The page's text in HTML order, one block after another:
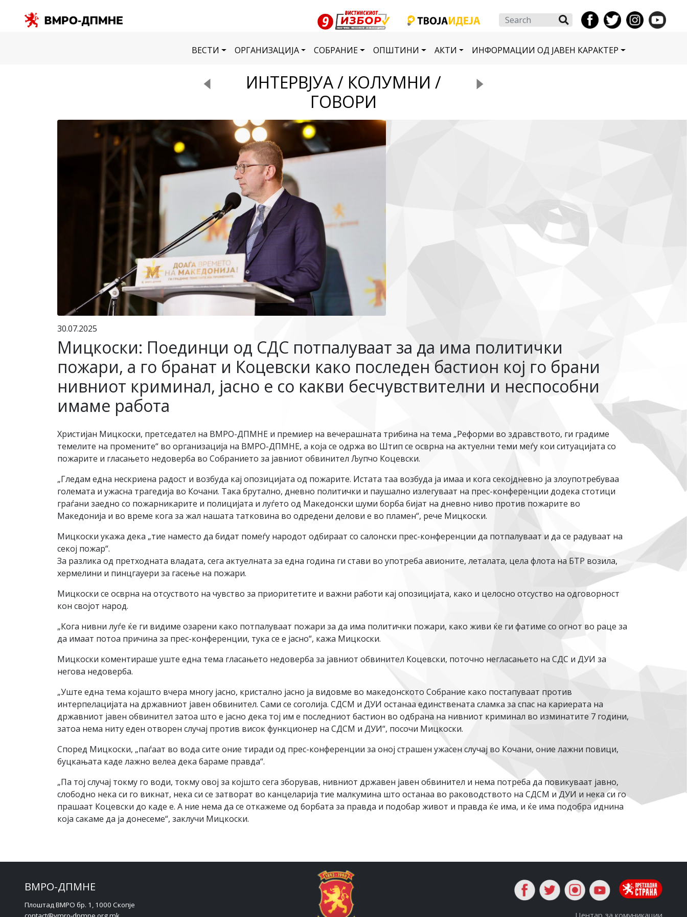
Search
ВЕСТИ ОРГАНИЗАЦИЈА СОБРАНИЕ ОПШТИНИ АКТИ ИНФОРМАЦИИ ОД ЈАВЕН КАРАКТЕР
ИНТЕРВЈУА / КОЛУМНИ /
ГОВОРИ
30.07.2025
Мицкоски: Поединци од СДС потпалуваат за да има политички
пожари, а го бранат и Коцевски како последен бастион кој го брани
нивниот криминал, јасно е со какви бесчувствителни и неспособни
имаме работа
Христијан Мицкоски, претседател на ВМРО-ДПМНЕ и премиер на вечерашната трибина на тема „Реформи во здравството, ги градиме
темелите на промените“ во организација на ВМРО-ДПМНЕ, а која се одржа во Штип се осврна на актуелни теми меѓу кои ситуацијата со
пожарите и гласањето недоверба во Собранието за јавниот обвинител Љупчо Коцевски.
„Гледам една нескриена радост и возбуда кај опозицијата од пожарите. Истата таа возбуда ја имаа и кога секојдневно ја злоупотребуваа
големата и ужасна трагедија во Кочани. Така брутално, дневно политички и паушално излегуваат на прес-конференции додека стотици
граѓани заедно со пожарникарите и полицијата и луѓето од Македонски шуми борба бијат на дневно ниво против пожарите во
Македонија и во време кога за жал нашата татковина во одредени делови е во пламен“, рече Мицкоски.
Мицкоски укажа дека „тие наместо да бидат помеѓу народот одбираат со салонски прес-конференции да потпалуваат и да се радуваат на
секој пожар“.
За разлика од претходната владата, сега актуелната за една година ги стави во употреба авионите, леталата, цела флота на БТР возила,
хермелини и пинцгауери за гасење на пожари.
Мицкоски се осврна на отсуството на чувство за приоритетите и важни работи кај опозицијата, како и целосно отсуство на одговорност
кон својот народ.
„Кога нивни луѓе ќе ги видиме озарени како потпалуваат пожари за да има политички пожари, како живи ќе ги фатиме со огнот во раце за
да имаат потоа причина за прес-конференции, тука се е јасно“, кажа Мицкоски.
Мицкоски коментираше уште една тема гласањето недоверба за јавниот обвинител Коцевски, поточно негласањето на СДС и ДУИ за
негова недоверба.
„Уште една тема којашто вчера многу јасно, кристално јасно ја видовме во македонското Собрание како постапуваат против
интерпелацијата на државниот јавен обвинител. Сами се соголија. СДСМ и ДУИ останаа единствената сламка за спас на кариерата на
државниот јавен обвинител затоа што е јасно дека тој им е последниот бастион во одбрана на нивниот криминал во изминатите 7 години,
затоа нема ниту еден отворен случај против висок функционер на СДСМ и ДУИ“, посочи Мицкоски.
Според Мицкоски, „паѓаат во вода сите оние тиради од прес-конференции за оној страшен ужасен случај во Кочани, оние лажни повици,
буцкањата каде лажно велеа дека бараме правда“.
„Па тој случај токму го води, токму овој за којшто сега зборував, нивниот државен јавен обвинител и нема потреба да повикуваат јавно,
слободно нека си го викнат, нека си се затворат во канцеларија тие малкумина што останаа во раководството на СДСМ и ДУИ и нека си го
прашаат Коцевски до каде е. А ние нема да се откажеме од борбата за правда и подобар живот и правда ќе има, и ќе има подобра иднина
која сакаме да ја донесеме“, заклучи Мицкоски.
ВМРО-ДПМНЕ
Плоштад ВМРО бр. 1, 1000 Скопје